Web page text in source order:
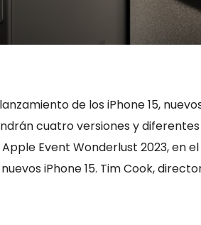
de los iPhone 15,
cuatro versiones y
Event Wonderlust 2023, en
iPhone 15. Tim Cook,